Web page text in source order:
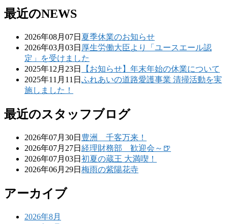
最近のNEWS
2026年08月07日 夏季休業のお知らせ
2026年03月03日 厚生労働大臣より「ユースエール認
定」を受けました
2025年12月23日
【お知らせ】年末年始の休業について
2025年11月11日 ふれあいの道路愛護事業 清掃活動を実
施しました！
最近のスタッフブログ
2026年07月30日 豊洲 千客万来！
2026年07月27日 経理財務部 歓迎会～🍺
2026年07月03日 初夏の蔵王 大満喫！
2026年06月29日 梅雨の紫陽花寺
アーカイブ
2026年8月